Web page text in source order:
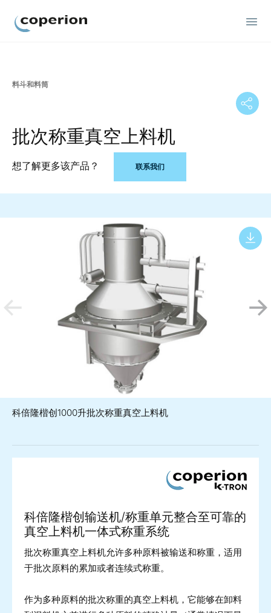
料斗和料筒
批次称重真空上料机
想了解更多该产品？ 联系我们
科倍隆楷创1000升批次称重真空上料机
科倍隆楷创输送机/称重单元整合至可靠的
真空上料机一体式称重系统
批次称重真空上料机允许多种原料被输送和称重，适用
于批次原料的累加或者连续式称重。
作为多种原料的批次称重的真空上料机，它能够在卸料